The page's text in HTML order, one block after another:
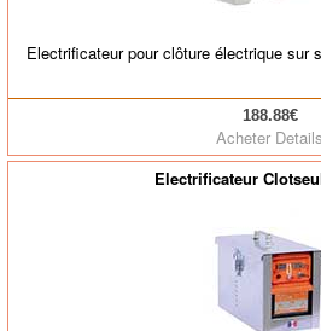
Electrificateur pour clôture électrique sur
188.88€
Acheter Details
Electrificateur